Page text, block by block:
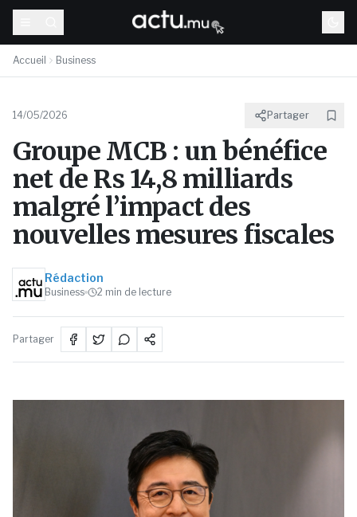
Accueil Business
14/05/2026 Partager
Groupe MCB : un bénéfice
net de Rs 14,8 milliards
malgré l’impact des
nouvelles mesures fiscales
Rédaction
Business 2 min de lecture
Partager